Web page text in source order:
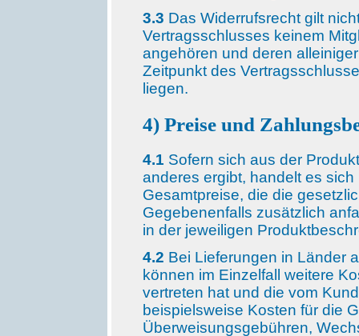
3.3 Das Widerrufsrecht gilt
Vertragsschlusses keinem
angehören und deren
Zeitpunkt des
liegen.
4) Preise und
4.1 Sofern sich aus der
anderes ergibt, handelt es
Gesamtpreise, die die
Gegebenenfalls zusätzlich
in der jeweiligen
4.2 Bei Lieferungen in Länder
können im Einzelfall weitere
vertreten hat und die vom
beispielsweise Kosten für die
Überweisungsgebühren,